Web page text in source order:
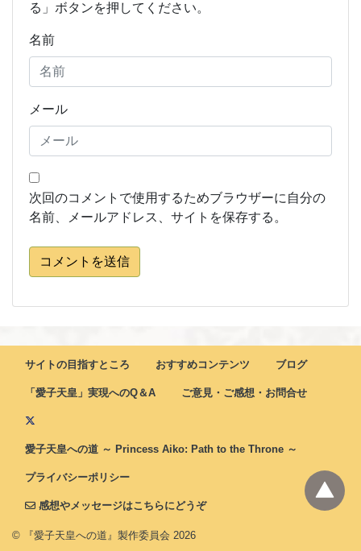
る」ボタンを押してください。
名前
メール
次回のコメントで使用するためブラウザーに自分の
名前、メールアドレス、サイトを保存する。
コメントを送信
サイトの目指すところ おすすめコンテンツ ブログ
「愛子天皇」実現へのQ＆A ご意見・ご感想・お問合せ
愛子天皇への道 ～ Princess Aiko: Path to the Throne ～
プライバシーポリシー
感想やメッセージはこちらにどうぞ
© 『愛子天皇への道』製作委員会 2026